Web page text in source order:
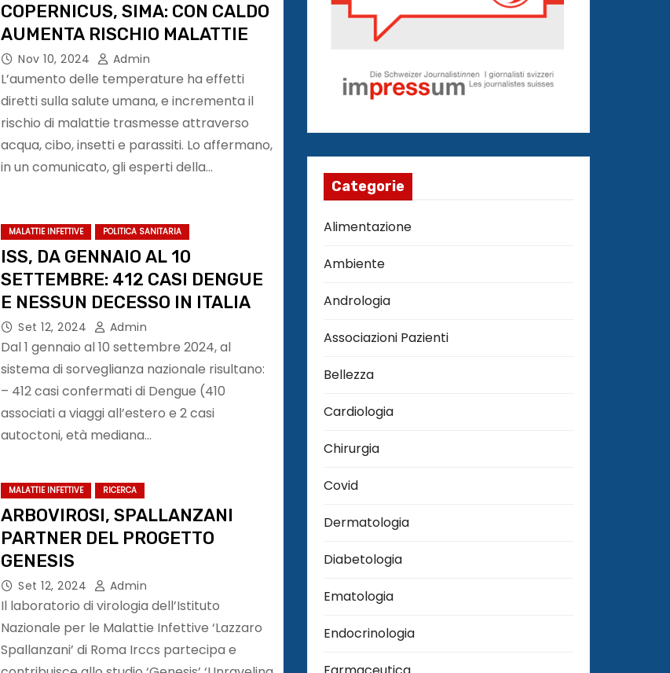
COPERNICUS, SIMA: CON CALDO
AUMENTA RISCHIO MALATTIE
Nov 10, 2024 Admin
L’aumento delle temperature ha effetti
diretti sulla salute umana, e incrementa il
rischio di malattie trasmesse attraverso
acqua, cibo, insetti e parassiti. Lo affermano,
in un comunicato, gli esperti della…
MALATTIE INFETTIVE POLITICA SANITARIA
ISS, DA GENNAIO AL 10
SETTEMBRE: 412 CASI DENGUE
E NESSUN DECESSO IN ITALIA
Set 12, 2024 Admin
Dal 1 gennaio al 10 settembre 2024, al
sistema di sorveglianza nazionale risultano:
– 412 casi confermati di Dengue (410
associati a viaggi all’estero e 2 casi
autoctoni, età mediana…
MALATTIE INFETTIVE RICERCA
ARBOVIROSI, SPALLANZANI
PARTNER DEL PROGETTO
GENESIS
Set 12, 2024 Admin
Il laboratorio di virologia dell’Istituto
Nazionale per le Malattie Infettive ‘Lazzaro
Spallanzani’ di Roma Irccs partecipa e
Categorie
Alimentazione
Ambiente
Andrologia
Associazioni Pazienti
Bellezza
Cardiologia
Chirurgia
Covid
Dermatologia
Diabetologia
Ematologia
Endocrinologia